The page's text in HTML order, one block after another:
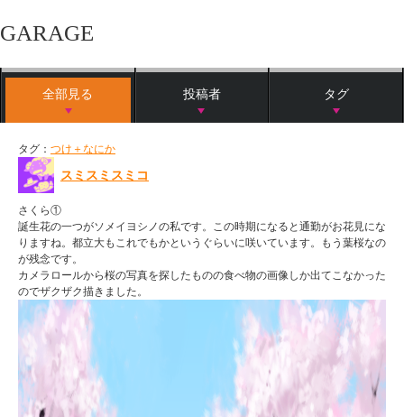
GARAGE
全部見る 投稿者 タグ
タグ： つけ＋なにか
スミスミスミコ
さくら①
誕生花の一つがソメイヨシノの私です。この時期になると通勤がお花見にな
りますね。都立大もこれでもかというぐらいに咲いています。もう葉桜なの
が残念です。
カメラロールから桜の写真を探したものの食べ物の画像しか出てこなかった
のでザクザク描きました。